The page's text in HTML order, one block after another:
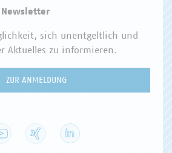
sich unentgeltlich und
Aktuelles zu informieren.
ZUR ANMELDUNG
YouTube